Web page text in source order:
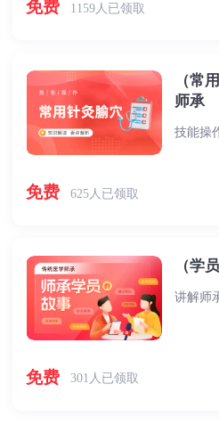
免费 1159人已领取
（常
师承
免费 625人已领取
（学
讲解师
免费 301人已领取